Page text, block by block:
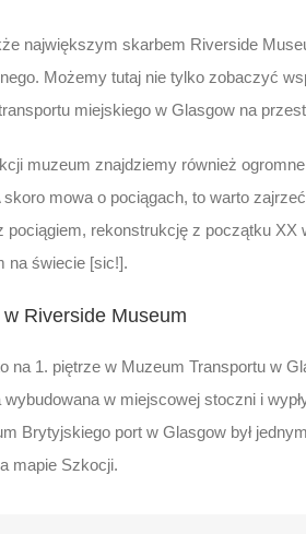
największym skarbem Riverside
Możemy tutaj nie tylko zobaczyć
miejskiego w Glasgow na
muzeum znajdziemy również
skoro mowa o pociągach, to warto
pociągiem, rekonstrukcję z początku
na świecie [sic!].
w Riverside Museum
na 1. piętrze w Muzeum Transportu w
wybudowana w miejscowej stoczni i
Brytyjskiego port w Glasgow był
mapie Szkocji.